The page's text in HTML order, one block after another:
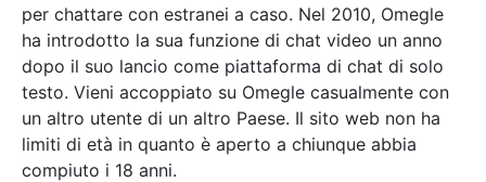
per chattare con estranei a caso. Nel 2010, Omegle
ha introdotto la sua funzione di chat video un anno
dopo il suo lancio come piattaforma di chat di solo
testo. Vieni accoppiato su Omegle casualmente con
un altro utente di un altro Paese. Il sito web non ha
limiti di età in quanto è aperto a chiunque abbia
compiuto i 18 anni.